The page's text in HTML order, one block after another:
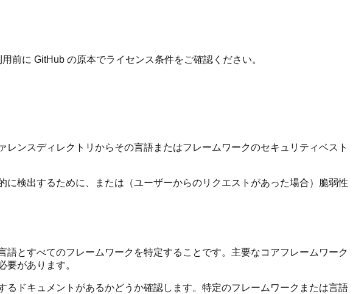
前に GitHub の原本でライセンス条件をご確認ください。
ンスディレクトリからその言語またはフレームワークのセキュリティベスト
検出するために、または（ユーザーからのリクエストがあった場合）脆弱性
とすべてのフレームワークを特定することです。主要なコアフレームワーク
があります。
ドキュメントがあるかどうか確認します。特定のフレームワークまたは言語